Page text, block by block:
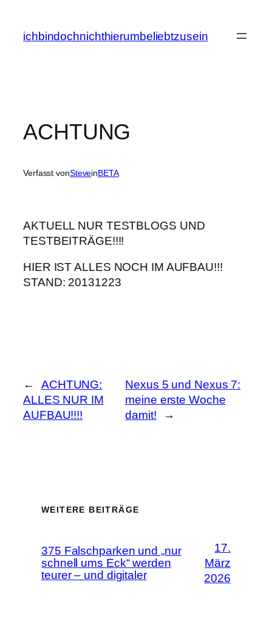
springen
ichbindochnichthierumbeliebtzusein
ACHTUNG
Verfasst vonSteveinBETA
AKTUELL NUR TESTBLOGS UND
TESTBEITRÄGE!!!!
HIER IST ALLES NOCH IM AUFBAU!!!
STAND: 20131223
←
ACHTUNG:
ALLES NUR IM
AUFBAU!!!!
Nexus 5 und Nexus 7:
meine erste Woche
damit!
→
WEITERE BEITRÄGE
375 Falschparken und „nur
schnell ums Eck“ werden
teurer – und digitaler
17.
März
2026